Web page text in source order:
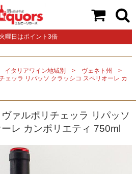
曜日はポイント3倍
イタリアワイン地域別
ヴェネト州
ッラ リパッソ クラッシコ スペリオーレ カ
ァルポリチェッラ リパッソ
レ カンポリエティ 750ml